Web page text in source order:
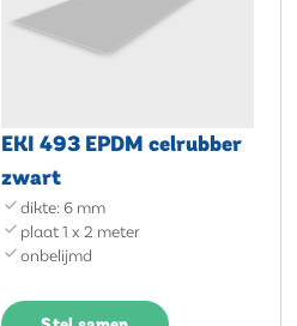
EKI 493 EPDM celrubber
zwart
dikte: 6 mm
plaat 1 x 2 meter
onbelijmd